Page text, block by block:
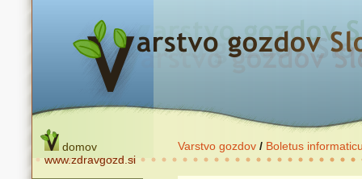
domov
www.zdravgozd.si
Varstvo gozdov / Boletus